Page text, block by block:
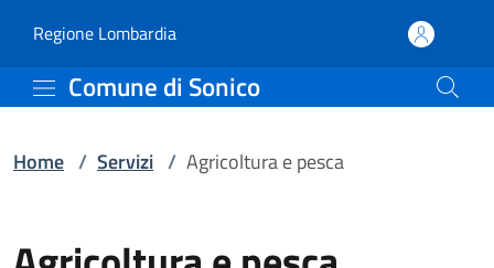
Servizi | Comune di
Regione Lombardia(apre in un'altra scheda).
Comune di Sonico
Home / Servizi / Agricoltura e pesca